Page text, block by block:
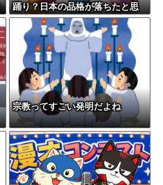
踊り？日本の品格が落ちたと思
いました」
宗教ってすごい発明だよね